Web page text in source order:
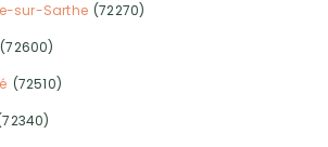
sur-Sarthe (72270)
(72600)
(72510)